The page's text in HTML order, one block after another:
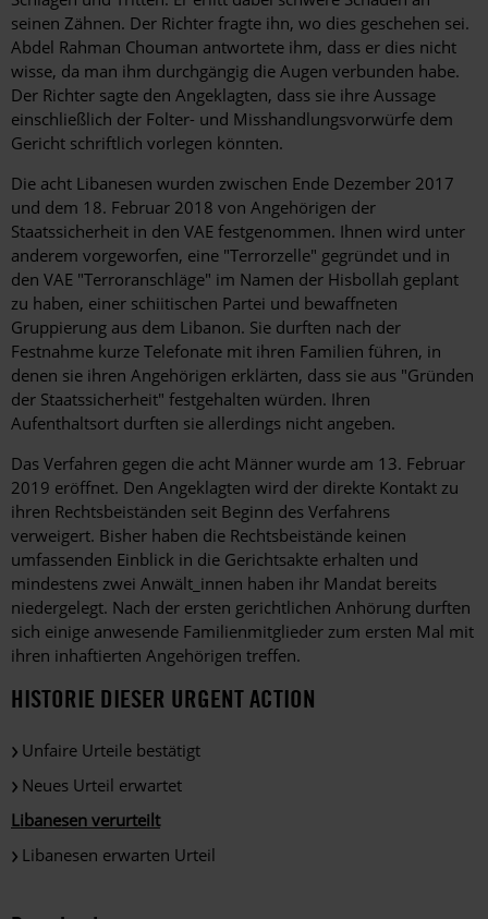
seinen Zähnen. Der Richter fragte ihn, wo dies geschehen sei.
Abdel Rahman Chouman antwortete ihm, dass er dies nicht
wisse, da man ihm durchgängig die Augen verbunden habe.
Der Richter sagte den Angeklagten, dass sie ihre Aussage
einschließlich der Folter- und Misshandlungsvorwürfe dem
Gericht schriftlich vorlegen könnten.
Die acht Libanesen wurden zwischen Ende Dezember 2017
und dem 18. Februar 2018 von Angehörigen der
Staatssicherheit in den VAE festgenommen. Ihnen wird unter
anderem vorgeworfen, eine "Terrorzelle" gegründet und in
den VAE "Terroranschläge" im Namen der Hisbollah geplant
zu haben, einer schiitischen Partei und bewaffneten
Gruppierung aus dem Libanon. Sie durften nach der
Festnahme kurze Telefonate mit ihren Familien führen, in
denen sie ihren Angehörigen erklärten, dass sie aus "Gründen
der Staatssicherheit" festgehalten würden. Ihren
Aufenthaltsort durften sie allerdings nicht angeben.
Das Verfahren gegen die acht Männer wurde am 13. Februar
2019 eröffnet. Den Angeklagten wird der direkte Kontakt zu
ihren Rechtsbeiständen seit Beginn des Verfahrens
verweigert. Bisher haben die Rechtsbeistände keinen
umfassenden Einblick in die Gerichtsakte erhalten und
mindestens zwei Anwält_innen haben ihr Mandat bereits
niedergelegt. Nach der ersten gerichtlichen Anhörung durften
sich einige anwesende Familienmitglieder zum ersten Mal mit
ihren inhaftierten Angehörigen treffen.
HISTORIE DIESER URGENT ACTION
Unfaire Urteile bestätigt
Neues Urteil erwartet
Libanesen verurteilt
Libanesen erwarten Urteil